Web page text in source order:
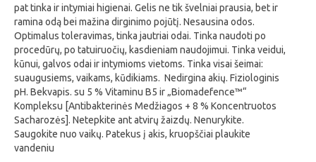
pat tinka ir intymiai higienai. Gelis ne tik švelniai prausia, bet ir
ramina odą bei mažina dirginimo pojūtį. Nesausina odos.
Optimalus toleravimas, tinka jautriai odai. Tinka naudoti po
procedūrų, po tatuiruočių, kasdieniam naudojimui. Tinka veidui,
kūnui, galvos odai ir intymioms vietoms. Tinka visai šeimai:
suaugusiems, vaikams, kūdikiams. Nedirgina akių. Fiziologinis
pH. Bekvapis. su 5 % Vitaminu B5 ir „Biomadefence™“
Kompleksu [Antibakterinės Medžiagos + 8 % Koncentruotos
Sacharozės]. Netepkite ant atvirų žaizdų. Nenurykite.
Saugokite nuo vaikų. Patekus į akis, kruopščiai plaukite
vandeniu